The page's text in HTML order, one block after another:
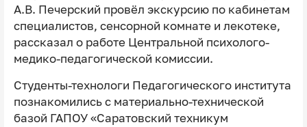
А.В. Печерский провёл экскурсию по кабинетам
специалистов, сенсорной комнате и лекотеке,
рассказал о работе Центральной психолого-
медико-педагогической комиссии.
Студенты-технологи Педагогического института
познакомились с материально-технической
базой ГАПОУ «Саратовский техникум